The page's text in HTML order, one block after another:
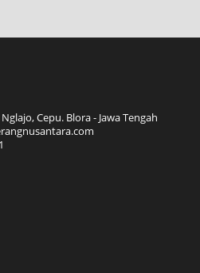
Cepu. Blora - Jawa Tengah